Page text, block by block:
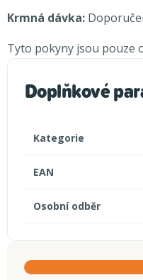
Krmná dávka:
Tyto pokyny jsou pouze
Doplňkové
Kategorie
EAN
Osobní odběr